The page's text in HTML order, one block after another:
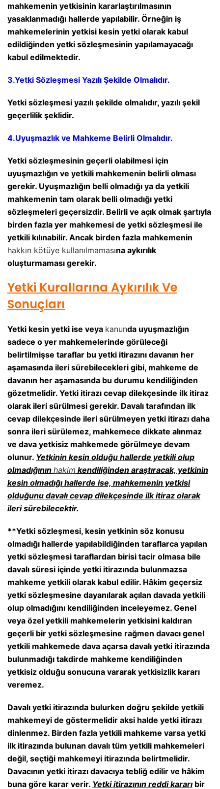
mahkemenin yetkisinin kararlaştırılmasının
yasaklanmadığı hallerde yapılabilir. Örneğin iş
mahkemelerinin yetkisi kesin yetki olarak kabul
edildiğinden yetki sözleşmesinin yapılamayacağı
kabul edilmektedir.
3.Yetki Sözleşmesi Yazılı Şekilde Olmalıdır.
Yetki sözleşmesi yazılı şekilde olmalıdır, yazılı şekil
geçerlilik şeklidir.
4.Uyuşmazlık ve Mahkeme Belirli Olmalıdır.
Yetki sözleşmesinin geçerli olabilmesi için
uyuşmazlığın ve yetkili mahkemenin belirli olması
gerekir. Uyuşmazlığın belli olmadığı ya da yetkili
mahkemenin tam olarak belli olmadığı yetki
sözleşmeleri geçersizdir. Belirli ve açık olmak şartıyla
birden fazla yer mahkemesi de yetki sözleşmesi ile
yetkili kılınabilir. Ancak birden fazla mahkemenin
hakkın kötüye kullanılmamasına aykırılık
oluşturmaması gerekir.
Yetki Kurallarına Aykırılık Ve
Sonuçları
Yetki kesin yetki ise veya kanunda uyuşmazlığın
sadece o yer mahkemelerinde görüleceği
belirtilmişse taraflar bu yetki itirazını davanın her
aşamasında ileri sürebilecekleri gibi, mahkeme de
davanın her aşamasında bu durumu kendiliğinden
gözetmelidir. Yetki itirazı cevap dilekçesinde ilk itiraz
olarak ileri sürülmesi gerekir. Davalı tarafından ilk
cevap dilekçesinde ileri sürülmeyen yetki itirazı daha
sonra ileri sürülemez, mahkemece dikkate alınmaz
ve dava yetkisiz mahkemede görülmeye devam
olunur. Yetkinin kesin olduğu hallerde yetkili olup
olmadığının hakim kendiliğinden araştıracak, yetkinin
kesin olmadığı hallerde ise, mahkemenin yetkisi
olduğunu davalı cevap dilekçesinde ilk itiraz olarak
ileri sürebilecektir.
**Yetki sözleşmesi, kesin yetkinin söz konusu
olmadığı hallerde yapılabildiğinden taraflarca yapılan
yetki sözleşmesi taraflardan birisi tacir olmasa bile
davalı süresi içinde yetki itirazında bulunmazsa
mahkeme yetkili olarak kabul edilir. Hâkim geçersiz
yetki sözleşmesine dayanılarak açılan davada yetkili
olup olmadığını kendiliğinden inceleyemez. Genel
veya özel yetkili mahkemelerin yetkisini kaldıran
geçerli bir yetki sözleşmesine rağmen davacı genel
yetkili mahkemede dava açarsa davalı yetki itirazında
bulunmadığı takdirde mahkeme kendiliğinden
yetkisiz olduğu sonucuna vararak yetkisizlik kararı
veremez.
Davalı yetki itirazında bulurken doğru şekilde yetkili
mahkemeyi de göstermelidir aksi halde yetki itirazı
dinlenmez. Birden fazla yetkili mahkeme varsa yetki
ilk itirazında bulunan davalı tüm yetkili mahkemeleri
değil, seçtiği mahkemeyi itirazında belirtmelidir.
Davacının yetki itirazı davacıya tebliğ edilir ve hâkim
buna göre karar verir. Yetki itirazının reddi kararı bir